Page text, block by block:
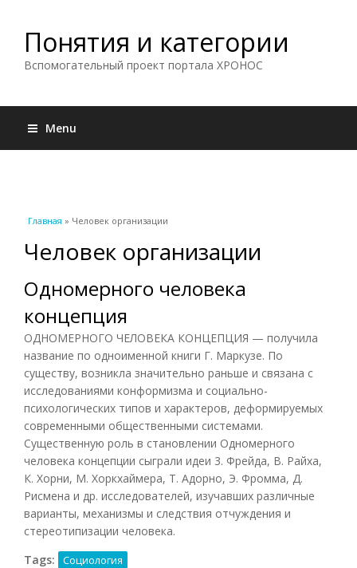
Понятия и категории
Вспомогательный проект портала ХРОНОС
Menu
Вы здесь
Главная » Человек организации
Человек организации
Одномерного человека
концепция
ОДНОМЕРНОГО ЧЕЛОВЕКА КОНЦЕПЦИЯ — получила
название по одноименной книги Г. Маркузе. По
существу, возникла значительно раньше и связана с
исследованиями конформизма и социально-
психологических типов и характеров, деформируемых
современными общественными системами.
Существенную роль в становлении Одномерного
человека концепции сыграли идеи 3. Фрейда, В. Райха,
К. Хорни, М. Хоркхаймера, Т. Адорно, Э. Фромма, Д.
Рисмена и др. исследователей, изучавших различные
варианты, механизмы и следствия отчуждения и
стереотипизации человека.
Tags:
Социология